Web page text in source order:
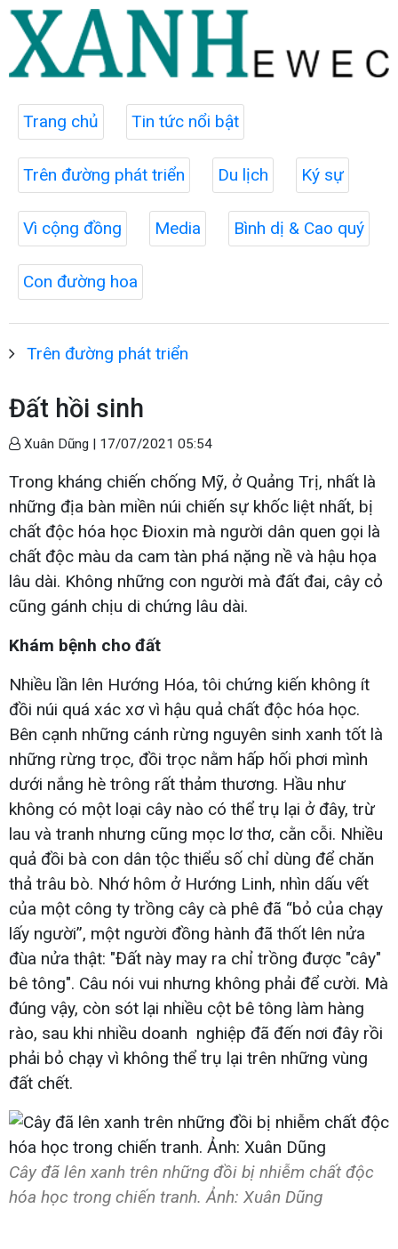
Trang chủ Tin tức nổi bật
Trên đường phát triển Du lịch Ký sự
Vì cộng đồng Media Bình dị & Cao quý
Con đường hoa
Trên đường phát triển
Đất hồi sinh
Xuân Dũng | 17/07/2021 05:54
Trong kháng chiến chống Mỹ, ở Quảng Trị, nhất là
những địa bàn miền núi chiến sự khốc liệt nhất, bị
chất độc hóa học Đioxin mà người dân quen gọi là
chất độc màu da cam tàn phá nặng nề và hậu họa
lâu dài. Không những con người mà đất đai, cây cỏ
cũng gánh chịu di chứng lâu dài.
Khám bệnh cho đất
Nhiều lần lên Hướng Hóa, tôi chứng kiến không ít
đồi núi quá xác xơ vì hậu quả chất độc hóa học.
Bên cạnh những cánh rừng nguyên sinh xanh tốt là
những rừng trọc, đồi trọc nằm hấp hối phơi mình
dưới nắng hè trông rất thảm thương. Hầu như
không có một loại cây nào có thể trụ lại ở đây, trừ
lau và tranh nhưng cũng mọc lơ thơ, cằn cỗi. Nhiều
quả đồi bà con dân tộc thiểu số chỉ dùng để chăn
thả trâu bò. Nhớ hôm ở Hướng Linh, nhìn dấu vết
của một công ty trồng cây cà phê đã “bỏ của chạy
lấy người”, một người đồng hành đã thốt lên nửa
đùa nửa thật: "Đất này may ra chỉ trồng được "cây"
bê tông". Câu nói vui nhưng không phải để cười. Mà
đúng vậy, còn sót lại nhiều cột bê tông làm hàng
rào, sau khi nhiều doanh nghiệp đã đến nơi đây rồi
phải bỏ chạy vì không thể trụ lại trên những vùng
đất chết.
Cây đã lên xanh trên những đồi bị nhiễm chất độc
hóa học trong chiến tranh. Ảnh: Xuân Dũng